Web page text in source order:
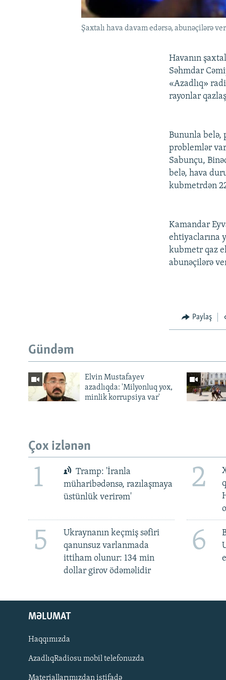
Şaxtalı hava davam edərsə, abunəçilərə
Havanın
Səhmdar
«Azadlıq»
rayonlar
Bununla belə,
problemlər
Sabunçu,
belə, hava
kubmetrdən
Kamandar
ehtiyaclarına
kubmetr qaz
abunəçilərə
Paylaş
Gündəm
Elvin Mustafayev
azadlıqda: 'Milyonluq yox,
minlik korrupsiya var'
Çox izlənən
1
Tramp: 'İranla
müharibədənsə, razılaşmaya
üstünlük verirəm'
2
5
Ukraynanın keçmiş səfiri
qanunsuz varlanmada
ittiham olunur: 134 min
dollar girov ödəməlidir
6
MƏLUMAT
Haqqımızda
AzadlıqRadiosu mobil telefonuzda
Materiallarımızdan istifadə